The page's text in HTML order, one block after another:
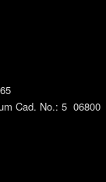
Cad. No.: 5 06800